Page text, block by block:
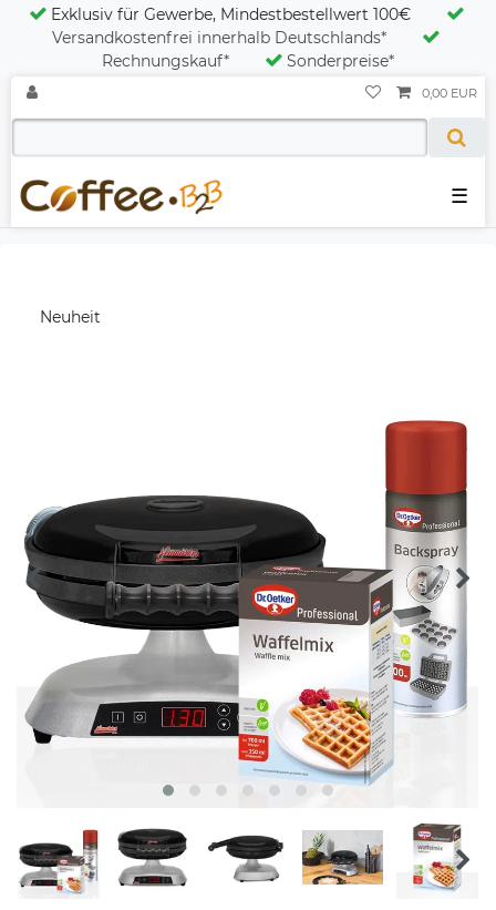
Exklusiv für Gewerbe, Mindestbestellwert 100€
Versandkostenfrei innerhalb Deutschlands*
Rechnungskauf*
Sonderpreise*
☰
0,00 EUR
Neuheit